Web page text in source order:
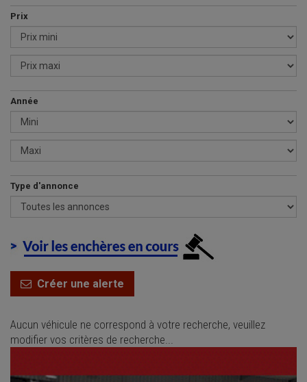
Prix
Année
Type d'annonce
Créer une alerte
Aucun véhicule ne correspond à votre recherche, veuillez
modifier vos critères de recherche...